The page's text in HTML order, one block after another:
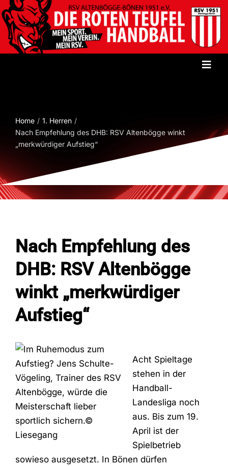
Zum
Inhalt
springen
Verein
Damen
Fans
Trainingszeiten
Home
1. Herren
Nach Empfehlung des DHB: RSV Altenbögge winkt
„merkwürdiger Aufstieg“
Nach Empfehlung des
DHB: RSV Altenbögge
winkt „merkwürdiger
Aufstieg“
Acht Spieltage
stehen in der
Handball-
Landesliga noch
aus. Bis zum 19.
April ist der
Spielbetrieb
sowieso ausgesetzt. In Bönen dürfen